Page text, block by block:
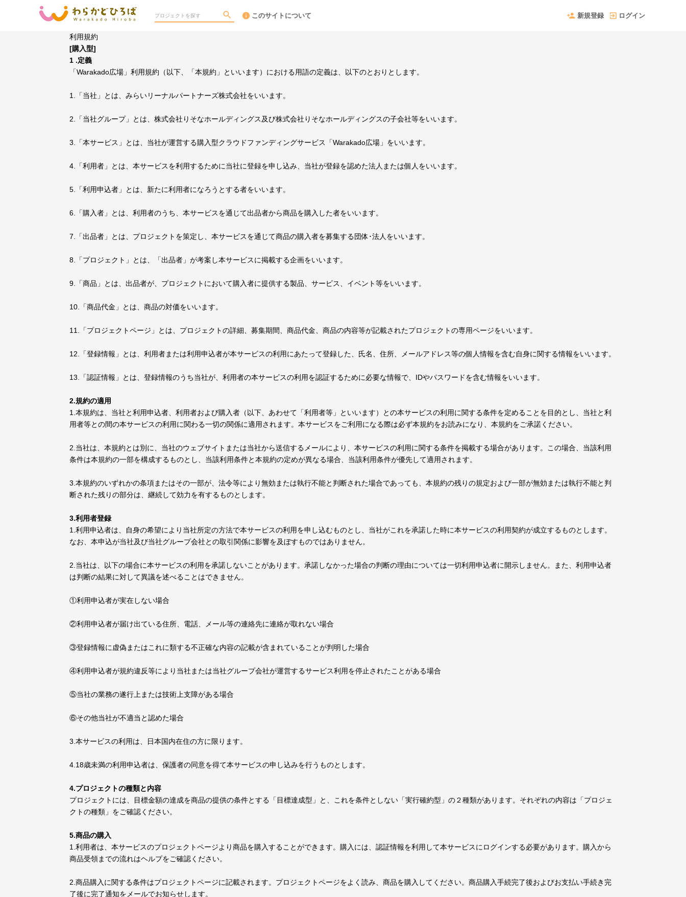
このサイトについて 新規登録 ログイン
利用規約
[購入型]
1 .定義
「Warakado広場」利用規約（以下、「本規約」といいます）における用語の定義は、以下のとおりとします。
1.「当社」とは、みらいリーナルパートナーズ株式会社をいいます。
2.「当社グループ」とは、株式会社りそなホールディングス及び株式会社りそなホールディングスの子会社等をいいます。
3.「本サービス」とは、当社が運営する購入型クラウドファンディングサービス「Warakado広場」をいいます。
4.「利用者」とは、本サービスを利用するために当社に登録を申し込み、当社が登録を認めた法人または個人をいいます。
5.「利用申込者」とは、新たに利用者になろうとする者をいいます。
6.「購入者」とは、利用者のうち、本サービスを通じて出品者から商品を購入した者をいいます。
7.「出品者」とは、プロジェクトを策定し、本サービスを通じて商品の購入者を募集する団体･法人をいいます。
8.「プロジェクト」とは、「出品者」が考案し本サービスに掲載する企画をいいます。
9.「商品」とは、出品者が、プロジェクトにおいて購入者に提供する製品、サービス、イベント等をいいます。
10.「商品代金」とは、商品の対価をいいます。
11.「プロジェクトページ」とは、プロジェクトの詳細、募集期間、商品代金、商品の内容等が記載されたプロジェクトの専用ページをいいます。
12.「登録情報」とは、利用者または利用申込者が本サービスの利用にあたって登録した、氏名、住所、メールアドレス等の個人情報を含む自身に関する情報をいいます。
13.「認証情報」とは、登録情報のうち当社が、利用者の本サービスの利用を認証するために必要な情報で、IDやパスワードを含む情報をいいます。
2.規約の適用
1.本規約は、当社と利用申込者、利用者および購入者（以下、あわせて「利用者等」といいます）との本サービスの利用に関する条件を定めることを目的とし、当社と利
用者等との間の本サービスの利用に関わる一切の関係に適用されます。本サービスをご利用になる際は必ず本規約をお読みになり、本規約をご承諾ください。
2.当社は、本規約とは別に、当社のウェブサイトまたは当社から送信するメールにより、本サービスの利用に関する条件を掲載する場合があります。この場合、当該利用
条件は本規約の一部を構成するものとし、当該利用条件と本規約の定めが異なる場合、当該利用条件が優先して適用されます。
3.本規約のいずれかの条項またはその一部が、法令等により無効または執行不能と判断された場合であっても、本規約の残りの規定および一部が無効または執行不能と判
断された残りの部分は、継続して効力を有するものとします。
3.利用者登録
1.利用申込者は、自身の希望により当社所定の方法で本サービスの利用を申し込むものとし、当社がこれを承諾した時に本サービスの利用契約が成立するものとします。
なお、本申込が当社及び当社グループ会社との取引関係に影響を及ぼすものではありません。
2.当社は、以下の場合に本サービスの利用を承諾しないことがあります。承諾しなかった場合の判断の理由については一切利用申込者に開示しません。また、利用申込者
は判断の結果に対して異議を述べることはできません。
①利用申込者が実在しない場合
②利用申込者が届け出ている住所、電話、メール等の連絡先に連絡が取れない場合
③登録情報に虚偽またはこれに類する不正確な内容の記載が含まれていることが判明した場合
④利用申込者が規約違反等により当社または当社グループ会社が運営するサービス利用を停止されたことがある場合
⑤当社の業務の遂行上または技術上支障がある場合
⑥その他当社が不適当と認めた場合
3.本サービスの利用は、日本国内在住の方に限ります。
4.18歳未満の利用申込者は、保護者の同意を得て本サービスの申し込みを行うものとします。
4.プロジェクトの種類と内容
プロジェクトには、目標金額の達成を商品の提供の条件とする「目標達成型」と、これを条件としない「実行確約型」の２種類があります。それぞれの内容は「プロジェ
クトの種類」をご確認ください。
5.商品の購入
1.利用者は、本サービスのプロジェクトページより商品を購入することができます。購入には、認証情報を利用して本サービスにログインする必要があります。購入から
商品受領までの流れはヘルプをご確認ください。
2.商品購入に関する条件はプロジェクトページに記載されます。プロジェクトページをよく読み、商品を購入してください。商品購入手続完了後およびお支払い手続き完
了後に完了通知をメールでお知らせします。